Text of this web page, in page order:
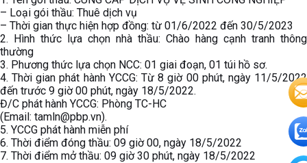
– Loại gói thầu: Thuê dịch vụ
– Thời gian thực hiện hợp đồng: từ 01/6/2022 đến 30/5/2023
2. Hình thức lựa chọn nhà thầu: Chào hàng cạnh tranh thông
thường
3. Phương thức lựa chọn NCC: 01 giai đoạn, 01 túi hồ sơ.
4. Thời gian phát hành YCCG: Từ 8 giờ 00 phút, ngày 11/5/2022
đến trước 9 giờ 00 phút, ngày 18/5/2022.
Đ/C phát hành YCCG: Phòng TC-HC
(Email: tamln@pbp.vn).
5. YCCG phát hành miễn phí
6. Thời điểm đóng thầu: 09 giờ 00, ngày 18/5/2022
7. Thời điểm mở thầu: 09 giờ 30 phút, ngày 18/5/2022